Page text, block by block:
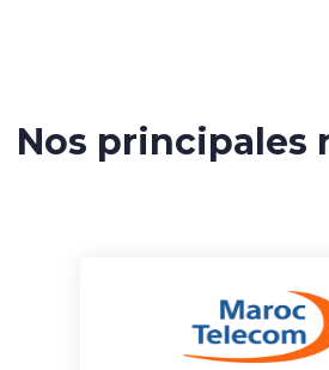
Nos principales